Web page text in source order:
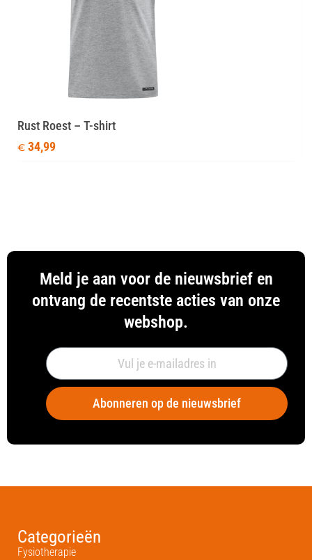
Rust Roest – T-shirt
€ 34,99
Meld je aan voor de nieuwsbrief en
ontvang de recentste acties van onze
webshop.
Abonneren op de nieuwsbrief
Categorieën
Fysiotherapie